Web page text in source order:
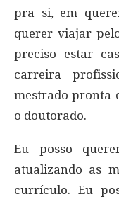
pra si, em
querer viajar
preciso estar
carreira
mestrado pronta
o doutorado.
Eu posso
atualizando as
currículo. Eu